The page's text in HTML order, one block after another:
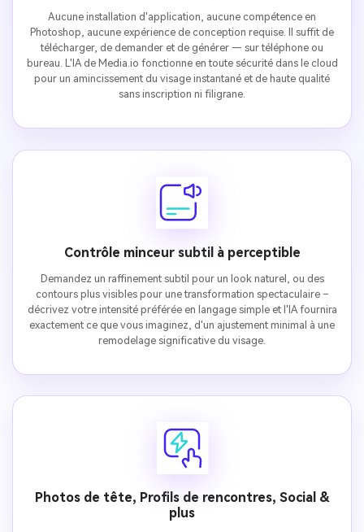
Aucune installation d'application, aucune compétence en
Photoshop, aucune expérience de conception requise. Il suffit de
télécharger, de demander et de générer — sur téléphone ou
bureau. L'IA de Media.io fonctionne en toute sécurité dans le cloud
pour un amincissement du visage instantané et de haute qualité
sans inscription ni filigrane.
Contrôle minceur subtil à perceptible
Demandez un raffinement subtil pour un look naturel, ou des
contours plus visibles pour une transformation spectaculaire –
décrivez votre intensité préférée en langage simple et l'IA fournira
exactement ce que vous imaginez, d'un ajustement minimal à une
remodelage significative du visage.
Photos de tête, Profils de rencontres, Social &
plus